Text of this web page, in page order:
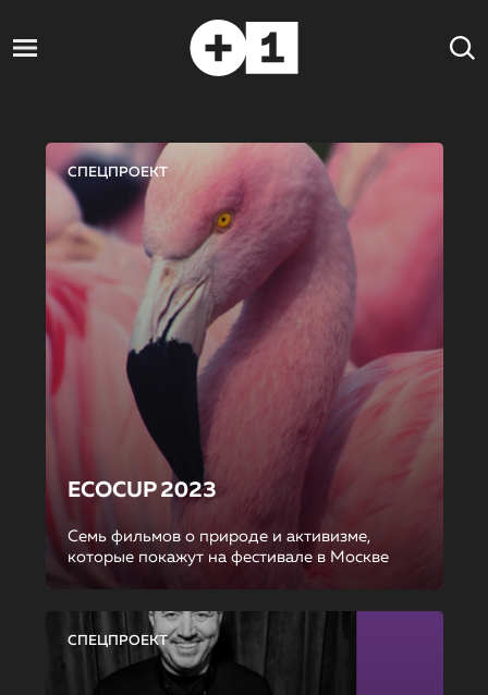
СПЕЦПРОЕКТ
ECOCUP 2023
Семь фильмов о природе и активизме,
которые покажут на фестивале в Москве
СПЕЦПРОЕКТ